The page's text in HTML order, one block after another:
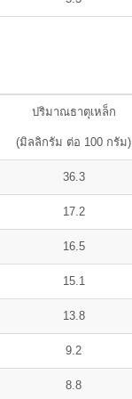
ปริมาณธาตุเหล็ก
(มิลลิกรัม ต่อ 100 กรัม)
36.3
17.2
16.5
15.1
13.8
9.2
8.8